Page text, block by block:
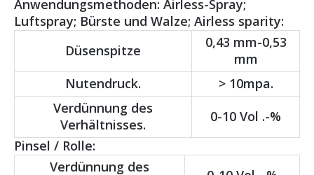
Anwendungsmethoden: Airless-Spray;
Luftspray; Bürste und Walze; Airless sparity:
Düsenspitze
0,43 mm-0,53
mm
Nutendruck.
> 10mpa.
Verdünnung des
Verhältnisses.
0-10 Vol .-%
Pinsel / Rolle:
Verdünnung des